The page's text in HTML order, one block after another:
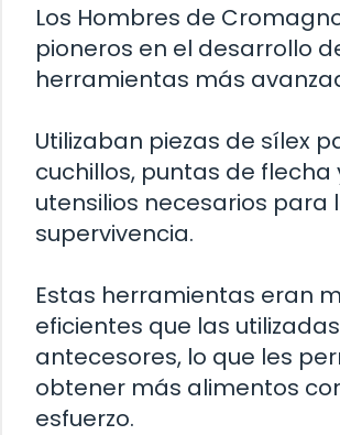
Los Hombres de
pioneros en el desarrollo
herramientas más
Utilizaban piezas de sílex
cuchillos, puntas de flecha
utensilios necesarios para
supervivencia.
Estas herramientas eran
eficientes que las
antecesores, lo que les
obtener más alimentos
esfuerzo.